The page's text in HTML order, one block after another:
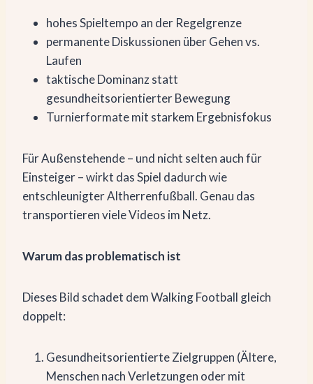
hohes Spieltempo an der Regelgrenze
permanente Diskussionen über Gehen vs.
Laufen
taktische Dominanz statt
gesundheitsorientierter Bewegung
Turnierformate mit starkem Ergebnisfokus
Für Außenstehende – und nicht selten auch für
Einsteiger – wirkt das Spiel dadurch wie
entschleunigter Altherrenfußball. Genau das
transportieren viele Videos im Netz.
Warum das problematisch ist
Dieses Bild schadet dem Walking Football gleich
doppelt:
Gesundheitsorientierte Zielgruppen (Ältere,
Menschen nach Verletzungen oder mit